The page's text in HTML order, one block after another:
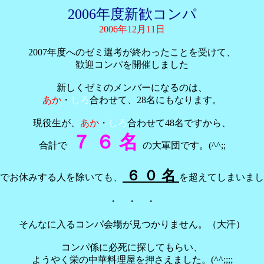
2006年度新歓コンパ
2006年12月11日
2007年度へのゼミ選考が終わったことを受けて、
歓迎コンパを開催しました
新しくゼミのメンバーになるのは、
あか ・ しろ合わせて、28名にもなります。
現役生が、 あか ・ しろ合わせて48名ですから、
合計で７ ６ 名 の大軍団です。(^^;;
お休みする人を除いても、 ６ ０ 名 を超えてしまいま
・ ・ ・
そんなに入るコンパ会場が見つかりません。（大汗）
コンパ係に必死に探してもらい、
ようやく栄の中華料理屋を押さえました。(^^;;;;